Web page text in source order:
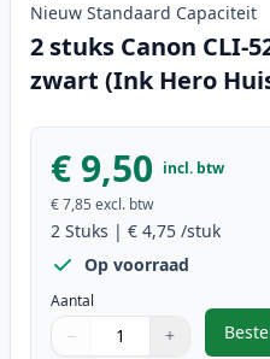
Nieuw Standaard Capaciteit
2 stuks Canon CLI-
zwart (Ink Hero
€ 9,50 incl. btw
€ 7,85 excl. btw
2 Stuks | € 4,75 /stuk
Op voorraad
Aantal
Gebruik de knoppen om
− +
1 ,